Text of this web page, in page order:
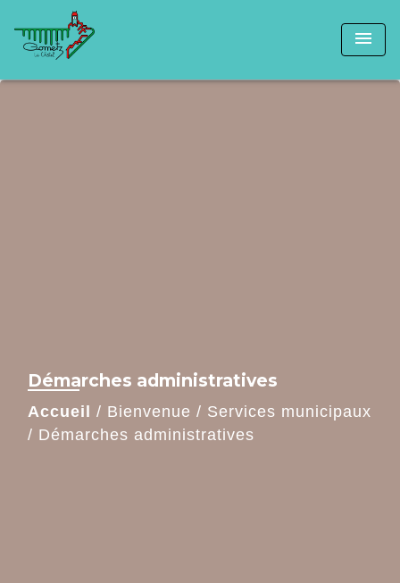
menu
Démarches administratives
Accueil / Bienvenue / Services municipaux
/ Démarches administratives